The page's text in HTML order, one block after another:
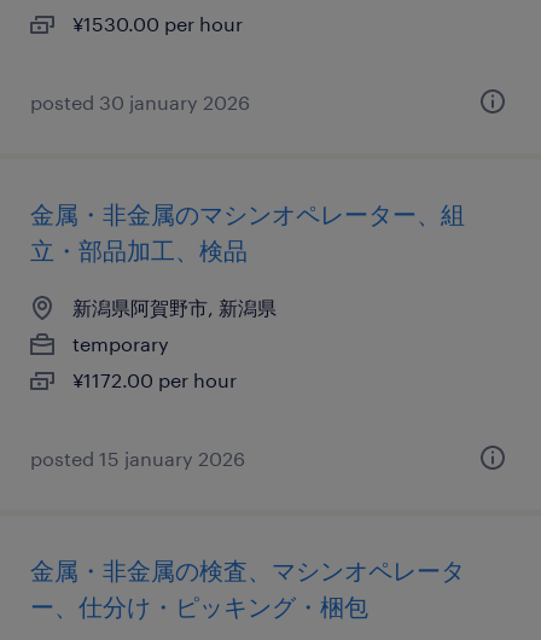
¥1530.00 per hour
posted 30 january 2026
金属・非金属のマシンオペレーター、組
立・部品加工、検品
新潟県阿賀野市, 新潟県
temporary
¥1172.00 per hour
posted 15 january 2026
金属・非金属の検査、マシンオペレータ
ー、仕分け・ピッキング・梱包